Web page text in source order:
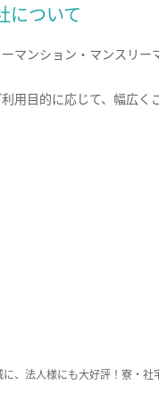
について
マンション・マンスリー
用目的に応じて、幅広く
、法人様にも大好評！寮・社